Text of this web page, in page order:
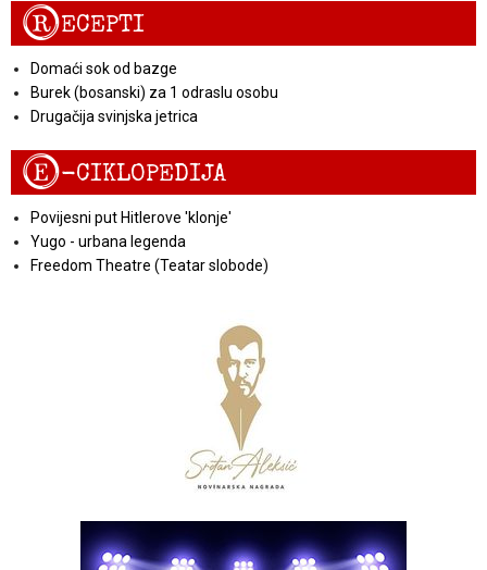
RECEPTI
Domaći sok od bazge
Burek (bosanski) za 1 odraslu osobu
Drugačija svinjska jetrica
E-CIKLOPEDIJA
Povijesni put Hitlerove 'klonje'
Yugo - urbana legenda
Freedom Theatre (Teatar slobode)